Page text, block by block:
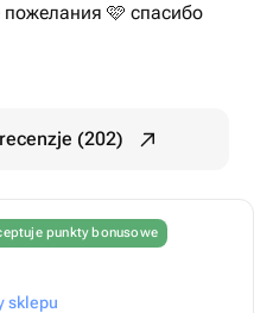
пожелания 🩷 спасибо
(202)
punkty bonusowe
sklepu